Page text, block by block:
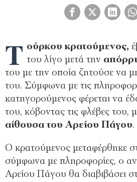
Τ ούρκου κρατούμενος,
του λίγο μετά την
του με την οποία ζητούσε να
του. Σύμφωνα με τις
κατηγορούμενος φέρεται να
του, κόβοντας τις φλέβες του,
αίθουσα του Αρείου Πάγου.
Ο κρατούμενος μεταφέρθηκε
σύμφωνα με πληροφορίες, ο
Αρείου Πάγου θα διαβιβάσει